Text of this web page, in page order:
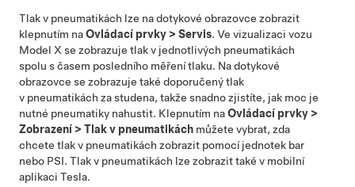
Tlak v pneumatikách lze na dotykové obrazovce zobrazit
klepnutím naOvládací prvky > Servis. Ve vizualizaci vozu
Model X se zobrazuje tlak v jednotlivých pneumatikách
spolu s časem posledního měření tlaku. Na dotykové
obrazovce se zobrazuje také doporučený tlak
v pneumatikách za studena, takže snadno zjistíte, jak moc je
nutné pneumatiky nahustit. Klepnutím naOvládací prvky >
Zobrazení > Tlak v pneumatikách můžete vybrat, zda
chcete tlak v pneumatikách zobrazit pomocí jednotek bar
nebo PSI. Tlak v pneumatikách lze zobrazit také v mobilní
aplikaci Tesla.